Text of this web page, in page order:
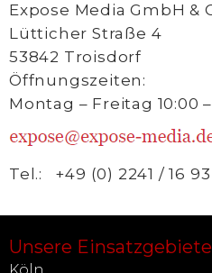
Expose Media GmbH &
Lütticher Straße 4
53842 Troisdorf
Öffnungszeiten:
Montag – Freitag 10:00
Tel.: +49 (0) 2241 / 16 93
Unsere Einsatzgebiete